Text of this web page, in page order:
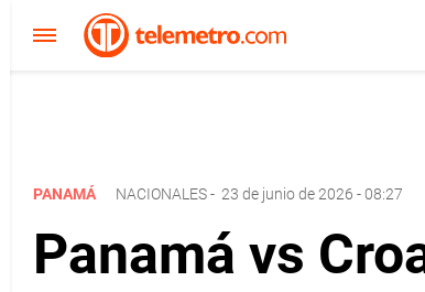
PANAMÁ NACIONALES- 23 de junio de 2026 - 08:27
Panamá vs